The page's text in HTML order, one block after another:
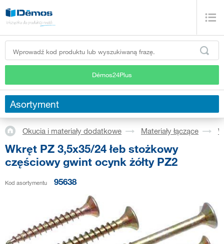
Démos24Plus
Asortyment
Okucia i materiały dodatkowe Materiały łączące
Wkręt PZ 3,5x35/24 łeb stożkowy
częściowy gwint ocynk żółty PZ2
Kod asortymentu 95638